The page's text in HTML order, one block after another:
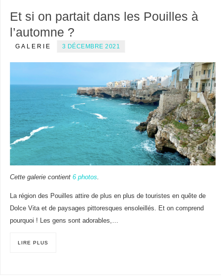
Et si on partait dans les Pouilles à
l’automne ?
GALERIE 3 DÉCEMBRE 2021
Cette galerie contient 6 photos
La région des Pouilles attire de plus en plus de touristes en quête de
Dolce Vita et de paysages pittoresques ensoleillés. Et on comprend
pourquoi ! Les gens sont adorables,…
LIRE PLUS